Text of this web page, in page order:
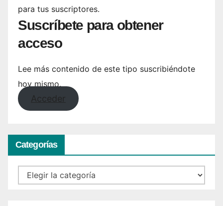
para tus suscriptores.
Suscríbete para obtener
acceso
Lee más contenido de este tipo suscribiéndote
hoy mismo.
Acceder
Categorías
Categorías